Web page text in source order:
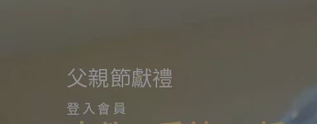
父親節獻禮
登入會員